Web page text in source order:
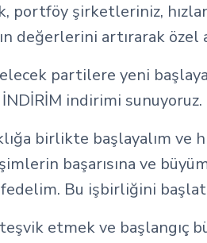
portföy şirketleriniz,
değerlerini artırarak
partilere yeni
indirimi sunuyoruz.
birlikte başlayalım ve
başarısına ve
Bu işbirliğini
etmek ve başlangıç